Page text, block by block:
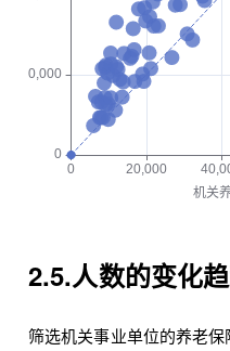
2.5.人数的变化
筛选机关事业单位的养老